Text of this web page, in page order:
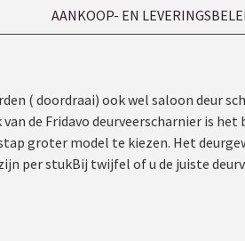
AANKOOP- EN
( doordraai) ook wel saloon deur
de Fridavo deurveerscharnier is
groter model te kiezen. Het
per stukBij twijfel of u de juiste